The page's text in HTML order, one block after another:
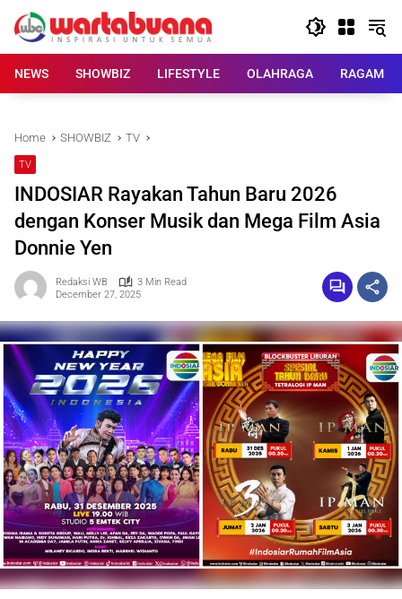
content
NEWS
SHOWBIZ LIFESTYLE OLAHRAGA RAGAM
Home SHOWBIZ TV
TV
INDOSIAR Rayakan Tahun Baru 2026
dengan Konser Musik dan Mega Film Asia
Donnie Yen
Redaksi WB
3 Min Read
December 27, 2025